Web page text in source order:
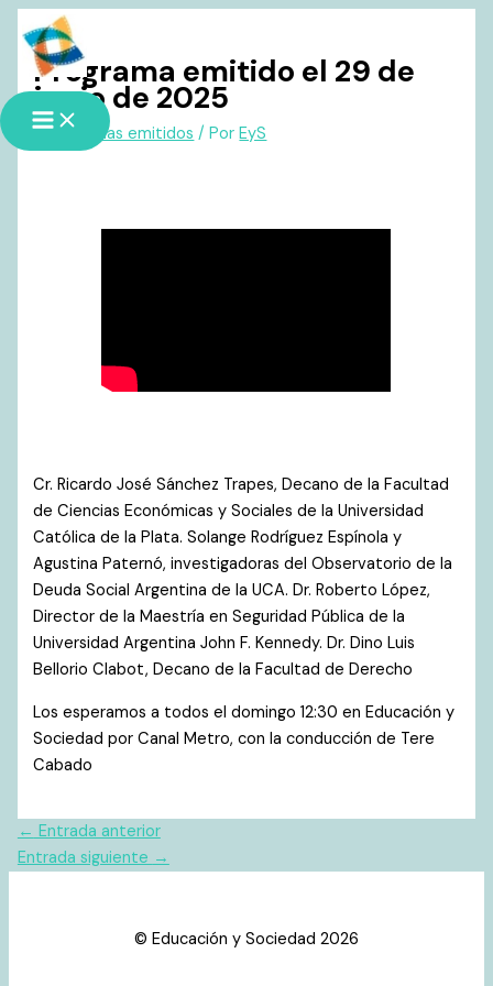
contenido
Programa emitido el 29 de
junio de 2025
/Programas emitidos / PorEyS
Cr. Ricardo José Sánchez Trapes, Decano de la Facultad
de Ciencias Económicas y Sociales de la Universidad
Católica de la Plata. Solange Rodríguez Espínola y
Agustina Paternó, investigadoras del Observatorio de la
Deuda Social Argentina de la UCA. Dr. Roberto López,
Director de la Maestría en Seguridad Pública de la
Universidad Argentina John F. Kennedy. Dr. Dino Luis
Bellorio Clabot, Decano de la Facultad de Derecho
Los esperamos a todos el domingo 12:30 en Educación y
Sociedad por Canal Metro, con la conducción de Tere
Cabado
← Entrada anterior
Entrada siguiente →
© Educación y Sociedad 2026